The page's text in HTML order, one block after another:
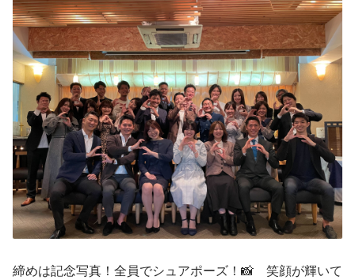
締めは記念写真！全員でシュアポーズ！📸　笑顔が輝いて